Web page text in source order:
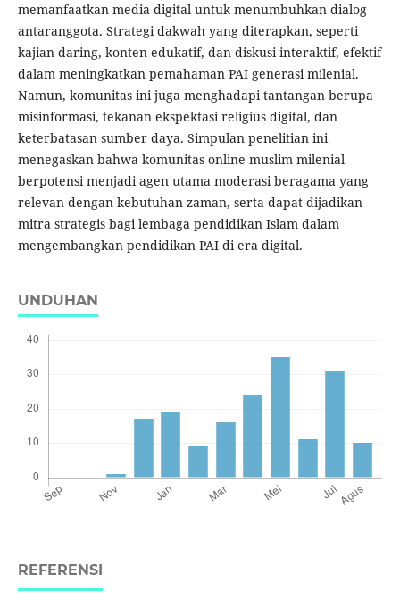
memanfaatkan media digital untuk menumbuhkan dialog
antaranggota. Strategi dakwah yang diterapkan, seperti
kajian daring, konten edukatif, dan diskusi interaktif, efektif
dalam meningkatkan pemahaman PAI generasi milenial.
Namun, komunitas ini juga menghadapi tantangan berupa
misinformasi, tekanan ekspektasi religius digital, dan
keterbatasan sumber daya. Simpulan penelitian ini
menegaskan bahwa komunitas online muslim milenial
berpotensi menjadi agen utama moderasi beragama yang
relevan dengan kebutuhan zaman, serta dapat dijadikan
mitra strategis bagi lembaga pendidikan Islam dalam
mengembangkan pendidikan PAI di era digital.
UNDUHAN
REFERENSI